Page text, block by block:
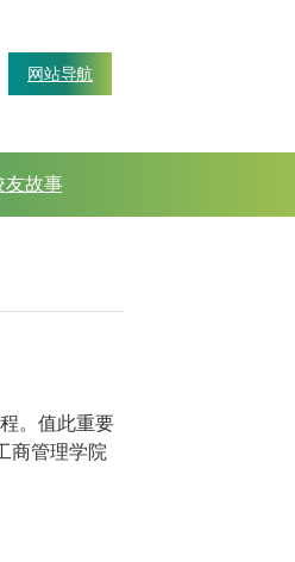
网站导航
友故事
。 值此重要
商管理学院